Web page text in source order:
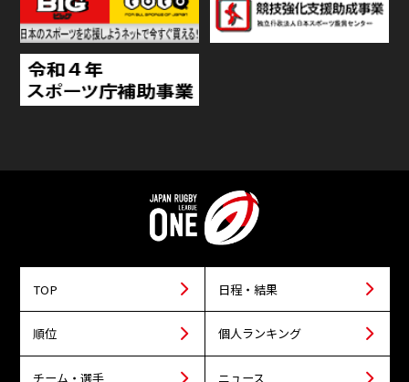
TOP 日程・結果
順位 個人ランキング
チーム・選手 ニュース